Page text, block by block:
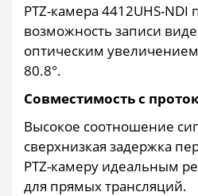
PTZ-камера 4412UHS-NDI
возможность записи
оптическим
80.8°.
Совместимость с
Высокое соотношение
сверхнизкая задержка
PTZ-камеру идеальным
для прямых трансляций.